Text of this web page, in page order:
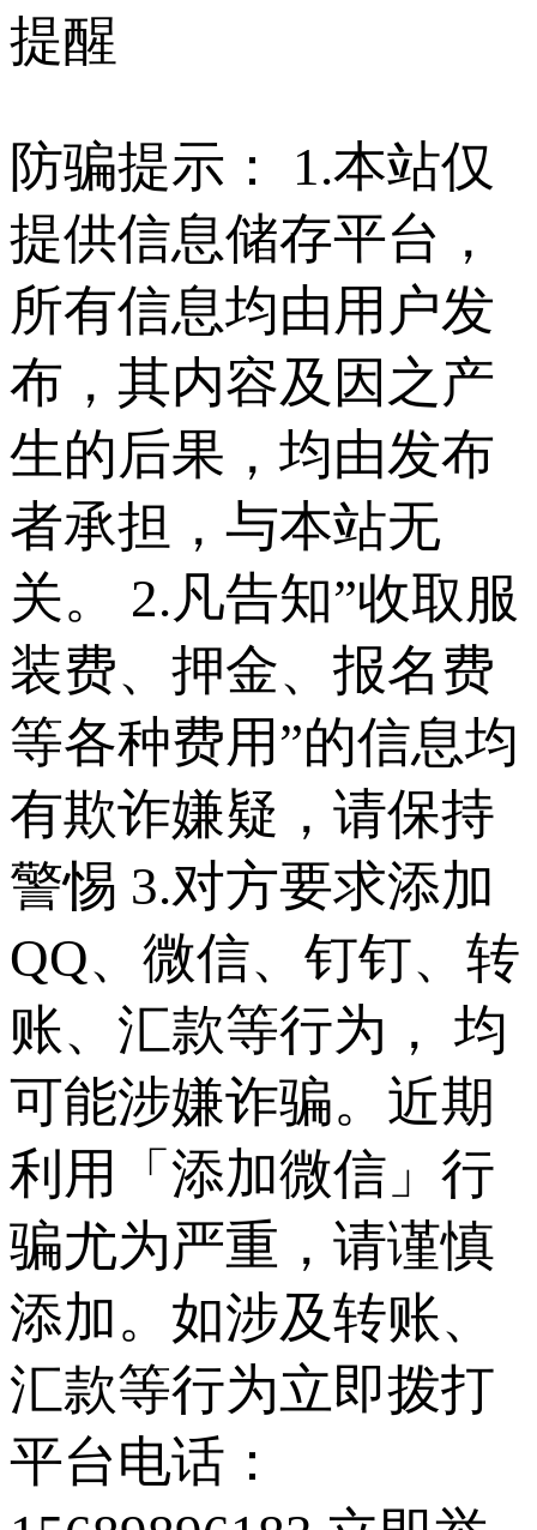
提醒
防骗提示： 1.本站仅
提供信息储存平台，
所有信息均由用户发
布，其内容及因之产
生的后果，均由发布
者承担，与本站无
关。 2.凡告知”收取服
装费、押金、报名费
等各种费用”的信息均
有欺诈嫌疑，请保持
警惕 3.对方要求添加
QQ、微信、钉钉、转
账、汇款等行为， 均
可能涉嫌诈骗。近期
利用「添加微信」行
骗尤为严重，请谨慎
添加。如涉及转账、
汇款等行为立即拨打
平台电话：